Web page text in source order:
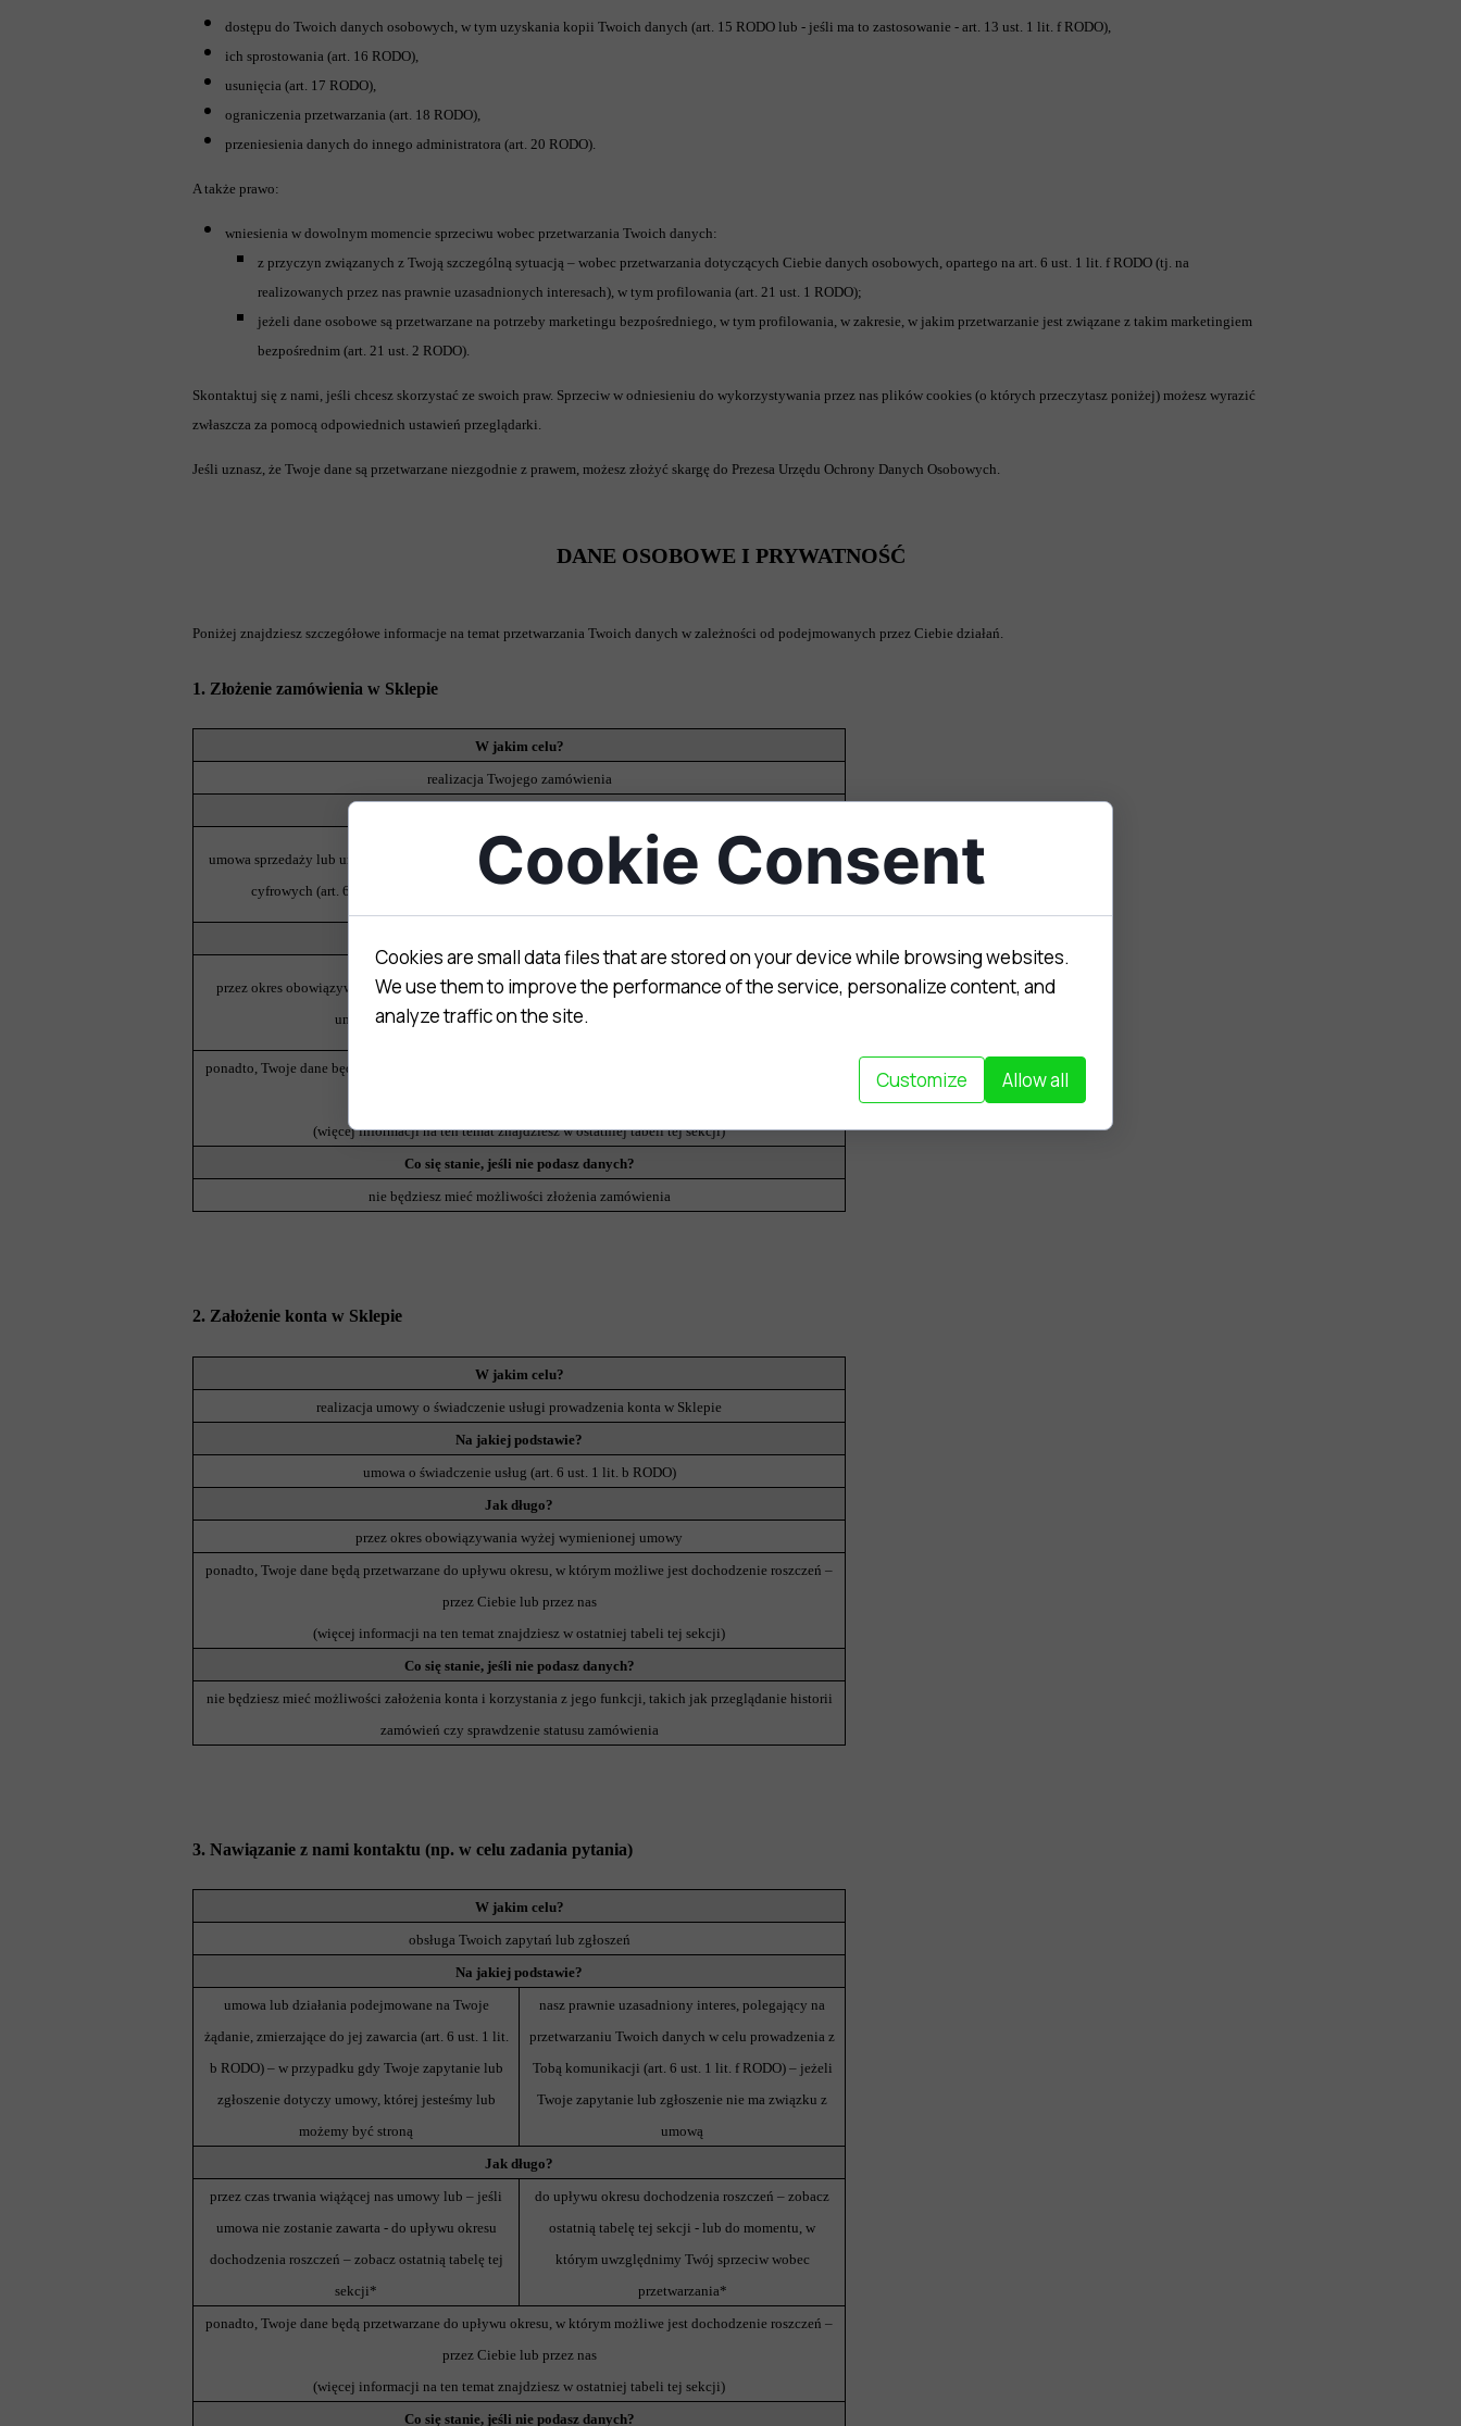
dostępu do Twoich danych osobowych, w tym uzyskania kopii Twoich danych (art. 15 RODO lub - jeśli ma to zastosowanie - art. 13 ust. 1 lit. f RODO),
ich sprostowania (art. 16 RODO),
usunięcia (art. 17 RODO),
ograniczenia przetwarzania (art. 18 RODO),
przeniesienia danych do innego administratora (art. 20 RODO).
A także prawo:
wniesienia w dowolnym momencie sprzeciwu wobec przetwarzania Twoich danych:
z przyczyn związanych z Twoją szczególną sytuacją – wobec przetwarzania dotyczących Ciebie danych osobowych, opartego na art. 6 ust. 1 lit. f RODO (tj. na
realizowanych przez nas prawnie uzasadnionych interesach), w tym profilowania (art. 21 ust. 1 RODO);
jeżeli dane osobowe są przetwarzane na potrzeby marketingu bezpośredniego, w tym profilowania, w zakresie, w jakim przetwarzanie jest związane z takim marketingiem
bezpośrednim (art. 21 ust. 2 RODO).
Skontaktuj się z nami, jeśli chcesz skorzystać ze swoich praw. Sprzeciw w odniesieniu do wykorzystywania przez nas plików cookies (o których przeczytasz poniżej) możesz wyrazić
zwłaszcza za pomocą odpowiednich ustawień przeglądarki.
Jeśli uznasz, że Twoje dane są przetwarzane niezgodnie z prawem, możesz złożyć skargę do Prezesa Urzędu Ochrony Danych Osobowych.
DANE OSOBOWE I PRYWATNOŚĆ
Poniżej znajdziesz szczegółowe informacje na temat przetwarzania Twoich danych w zależności od podejmowanych przez Ciebie działań.
1. Złożenie zamówienia w Sklepie
W jakim celu?
realizacja Twojego zamówienia
umowa sprzedaży lub umowa o dostarczenie treści
cyfrowych (art. 6 ust. 1 lit. b RODO)
obowiązek prawny, związany z rachunkowością,
zobowiązujący nas do przetwarzania Twoich danych
przez okres obowiązywania wyżej wymienionej
umowy
do momentu wygaśnięcia ciążącego na nas
ponadto, Twoje dane będą przetwarzane do upływu okresu, w którym możliwe jest dochodzenie roszczeń –
(więcej informacji na ten temat znajdziesz w ostatniej tabeli tej sekcji)
Co się stanie, jeśli nie podasz danych?
nie będziesz mieć możliwości złożenia zamówienia
2. Założenie konta w Sklepie
W jakim celu?
realizacja umowy o świadczenie usługi prowadzenia konta w Sklepie
Na jakiej podstawie?
umowa o świadczenie usług (art. 6 ust. 1 lit. b RODO)
Jak długo?
przez okres obowiązywania wyżej wymienionej umowy
ponadto, Twoje dane będą przetwarzane do upływu okresu, w którym możliwe jest dochodzenie roszczeń –
przez Ciebie lub przez nas
(więcej informacji na ten temat znajdziesz w ostatniej tabeli tej sekcji)
Co się stanie, jeśli nie podasz danych?
nie będziesz mieć możliwości założenia konta i korzystania z jego funkcji, takich jak przeglądanie historii
zamówień czy sprawdzenie statusu zamówienia
3. Nawiązanie z nami kontaktu (np. w celu zadania pytania)
W jakim celu?
obsługa Twoich zapytań lub zgłoszeń
Na jakiej podstawie?
umowa lub działania podejmowane na Twoje
żądanie, zmierzające do jej zawarcia (art. 6 ust. 1 lit.
b RODO) – w przypadku gdy Twoje zapytanie lub
zgłoszenie dotyczy umowy, której jesteśmy lub
możemy być stroną
nasz prawnie uzasadniony interes, polegający na
przetwarzaniu Twoich danych w celu prowadzenia z
Tobą komunikacji (art. 6 ust. 1 lit. f RODO) – jeżeli
Twoje zapytanie lub zgłoszenie nie ma związku z
umową
Jak długo?
przez czas trwania wiążącej nas umowy lub – jeśli
umowa nie zostanie zawarta - do upływu okresu
dochodzenia roszczeń – zobacz ostatnią tabelę tej
sekcji*
do upływu okresu dochodzenia roszczeń – zobacz
ostatnią tabelę tej sekcji - lub do momentu, w
którym uwzględnimy Twój sprzeciw wobec
przetwarzania*
ponadto, Twoje dane będą przetwarzane do upływu okresu, w którym możliwe jest dochodzenie roszczeń –
przez Ciebie lub przez nas
(więcej informacji na ten temat znajdziesz w ostatniej tabeli tej sekcji)
Co się stanie, jeśli nie podasz danych?
Cookie Consent
Cookies are small data files that are stored on your device while browsing websites.
We use them to improve the performance of the service, personalize content, and
analyze traffic on the site.
Customize Allow all